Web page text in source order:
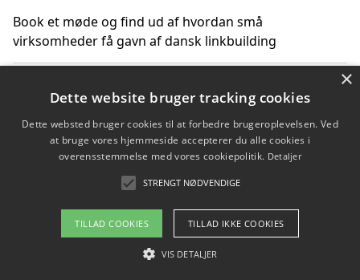
Book et møde og find ud af hvordan små
virksomheder få gavn af dansk linkbuilding
får du indgår et samarbejde
Hold et møde med en WordPress ekspert og vælg den
mest professionelle til at vedligeholde din løsning
Copyright 2026 - Pilanto Aps
Om / kontakt
×
Dette website bruger tracking cookies
Dette websted bruger cookies til at forbedre brugeroplevelsen. Ved
at bruge vores hjemmeside accepterer du alle cookies i
overensstemmelse med vores cookiepolitik. Detaljer
STRENGT NØDVENDIGE
TILLAD COOKIES TILLAD IKKE COOKIES
VIS DETALJER